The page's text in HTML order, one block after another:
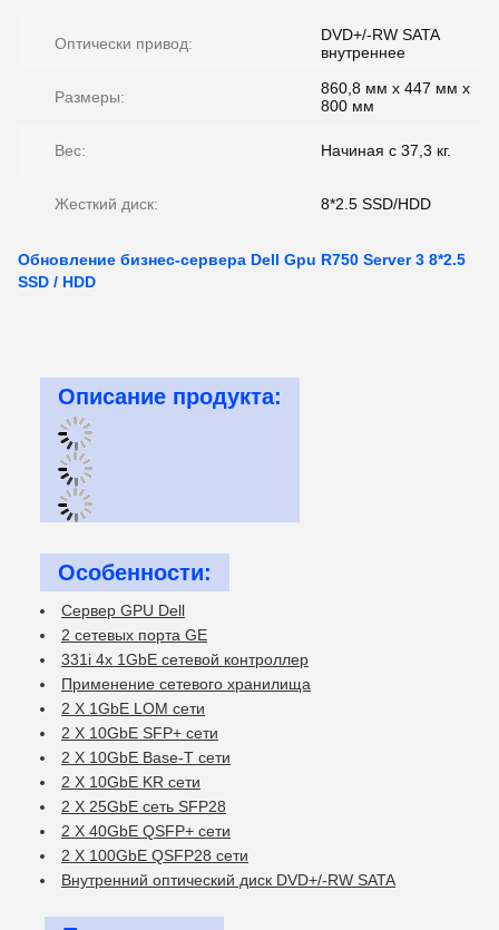
Оптически привод:
DVD+/-RW SATA
внутреннее
Размеры:
860,8 мм х 447 мм х
800 мм
Вес: Начиная с 37,3 кг.
Жесткий диск: 8*2.5 SSD/HDD
Обновление бизнес-сервера Dell Gpu R750 Server 3 8*2.5
SSD / HDD
Описание продукта:
Особенности:
Сервер GPU Dell
2 сетевых порта GE
331i 4x 1GbE сетевой контроллер
Применение сетевого хранилища
2 X 1GbE LOM сети
2 X 10GbE SFP+ сети
2 X 10GbE Base-T сети
2 X 10GbE KR сети
2 X 25GbE сеть SFP28
2 X 40GbE QSFP+ сети
2 X 100GbE QSFP28 сети
Внутренний оптический диск DVD+/-RW SATA